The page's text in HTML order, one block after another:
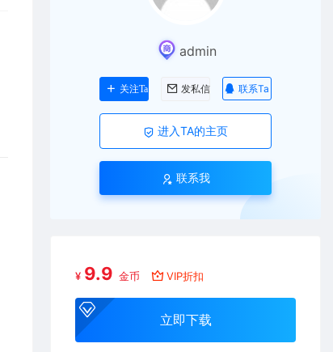
admin
关注Ta 发私信 联系Ta
进入TA的主页
联系我
¥ 9.9 金币 VIP折扣
立即下载